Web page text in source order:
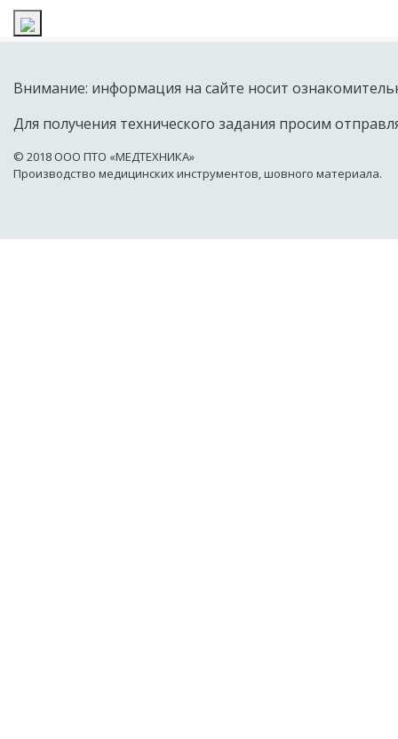
Внимание: информация на сайте носит
Для получения технического задания просим
© 2018 OOO ПТО «МЕДТЕХНИКА»
Производство медицинских инструментов, шовного материала.